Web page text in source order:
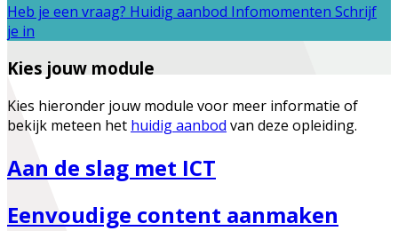
Heb je een vraag? Huidig aanbod Infomomenten Schrijf
je in
Kies jouw module
Kies hieronder jouw module voor meer informatie of
bekijk meteen het huidig aanbod van deze opleiding.
Aan de slag met ICT
Eenvoudige content aanmaken